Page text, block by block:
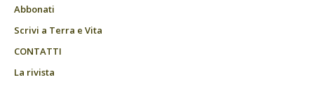
Abbonati
Scrivi a Terra e Vita
CONTATTI
La rivista